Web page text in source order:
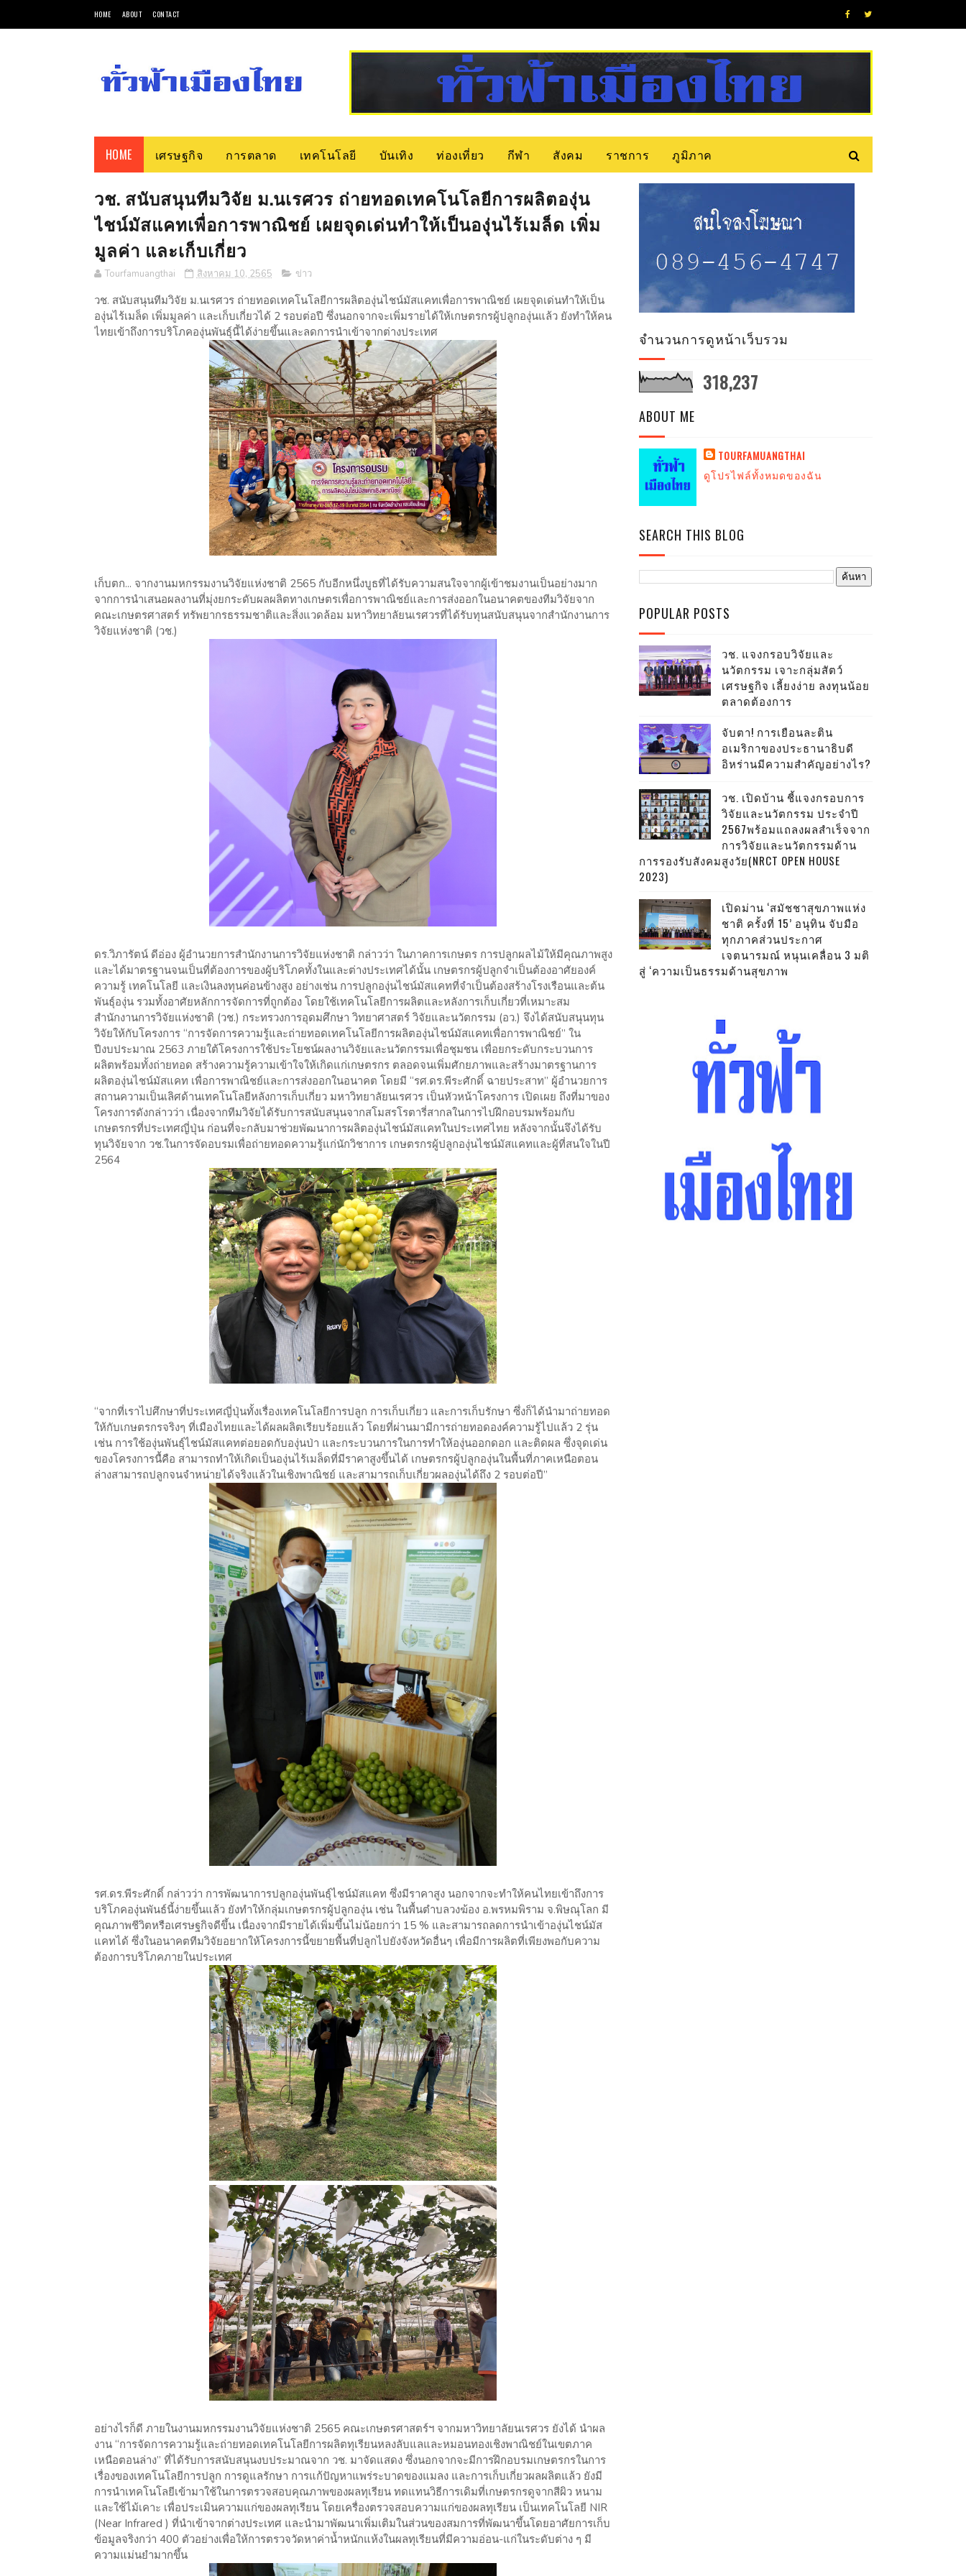
HOME ABOUT CONTACT
HOME เศรษฐกิจ การตลาด เทคโนโลยี บันเทิง ท่องเที่ยว กีฬา สังคม ราชการ ภูมิภาค
วช. สนับสนุนทีมวิจัย ม.นเรศวร ถ่ายทอดเทคโนโลยีการผลิตองุ่น
ไชน์มัสแคทเพื่อการพาณิชย์ เผยจุดเด่นทำให้เป็นองุ่นไร้เมล็ด เพิ่ม
มูลค่า และเก็บเกี่ยว
Tourfamuangthai สิงหาคม 10, 2565 ข่าว
วช. สนับสนุนทีมวิจัย ม.นเรศวร ถ่ายทอดเทคโนโลยีการผลิตองุ่นไชน์มัสแคทเพื่อการพาณิชย์ เผยจุดเด่นทำให้เป็น
องุ่นไร้เมล็ด เพิ่มมูลค่า และเก็บเกี่ยวได้ 2 รอบต่อปี ซึ่งนอกจากจะเพิ่มรายได้ให้เกษตรกรผู้ปลูกองุ่นแล้ว ยังทำให้คน
ไทยเข้าถึงการบริโภคองุ่นพันธุ์นี้ได้ง่ายขึ้นและลดการนำเข้าจากต่างประเทศ
เก็บตก... จากงานมหกรรมงานวิจัยแห่งชาติ 2565 กับอีกหนึ่งบูธที่ได้รับความสนใจจากผู้เข้าชมงานเป็นอย่างมาก
จากการนำเสนอผลงานที่มุ่งยกระดับผลผลิตทางเกษตรเพื่อการพาณิชย์และการส่งออกในอนาคตของทีมวิจัยจาก
คณะเกษตรศาสตร์ ทรัพยากรธรรมชาติและสิ่งแวดล้อม มหาวิทยาลัยนเรศวรที่ได้รับทุนสนับสนุนจากสำนักงานการ
วิจัยแห่งชาติ (วช.)
ดร.วิภารัตน์ ดีอ่อง ผู้อำนวยการสำนักงานการวิจัยแห่งชาติ กล่าวว่า ในภาคการเกษตร การปลูกผลไม้ให้มีคุณภาพสูง
และได้มาตรฐานจนเป็นที่ต้องการของผู้บริโภคทั้งในและต่างประเทศได้นั้น เกษตรกรผู้ปลูกจำเป็นต้องอาศัยองค์
ความรู้ เทคโนโลยี และเงินลงทุนค่อนข้างสูง อย่างเช่น การปลูกองุ่นไชน์มัสแคทที่จำเป็นต้องสร้างโรงเรือนและต้น
พันธุ์องุ่น รวมทั้งอาศัยหลักการจัดการที่ถูกต้อง โดยใช้เทคโนโลยีการผลิตและหลังการเก็บเกี่ยวที่เหมาะสม
สำนักงานการวิจัยแห่งชาติ (วช.) กระทรวงการอุดมศึกษา วิทยาศาสตร์ วิจัยและนวัตกรรม (อว.) จึงได้สนับสนุนทุน
วิจัยให้กับโครงการ “การจัดการความรู้และถ่ายทอดเทคโนโลยีการผลิตองุ่นไชน์มัสแคทเพื่อการพาณิชย์” ใน
ปีงบประมาณ 2563 ภายใต้โครงการใช้ประโยชน์ผลงานวิจัยและนวัตกรรมเพื่อชุมชน เพื่อยกระดับกระบวนการ
ผลิตพร้อมทั้งถ่ายทอด สร้างความรู้ความเข้าใจให้เกิดแก่เกษตรกร ตลอดจนเพิ่มศักยภาพและสร้างมาตรฐานการ
ผลิตองุ่นไชน์มัสแคท เพื่อการพาณิชย์และการส่งออกในอนาคต โดยมี “รศ.ดร.พีระศักดิ์ ฉายประสาท” ผู้อำนวยการ
สถานความเป็นเลิศด้านเทคโนโลยีหลังการเก็บเกี่ยว มหาวิทยาลัยนเรศวร เป็นหัวหน้าโครงการ เปิดเผย ถึงที่มาของ
โครงการดังกล่าวว่า เนื่องจากทีมวิจัยได้รับการสนับสนุนจากสโมสรโรตารี่สากลในการไปฝึกอบรมพร้อมกับ
เกษตรกรที่ประเทศญี่ปุ่น ก่อนที่จะกลับมาช่วยพัฒนาการผลิตองุ่นไชน์มัสแคทในประเทศไทย หลังจากนั้นจึงได้รับ
ทุนวิจัยจาก วช.ในการจัดอบรมเพื่อถ่ายทอดความรู้แก่นักวิชาการ เกษตรกรผู้ปลูกองุ่นไชน์มัสแคทและผู้ที่สนใจในปี
2564
“จากที่เราไปศึกษาที่ประเทศญี่ปุ่นทั้งเรื่องเทคโนโลยีการปลูก การเก็บเกี่ยว และการเก็บรักษา ซึ่งก็ได้นำมาถ่ายทอด
ให้กับเกษตรกรจริงๆ ที่เมืองไทยและได้ผลผลิตเรียบร้อยแล้ว โดยที่ผ่านมามีการถ่ายทอดองค์ความรู้ไปแล้ว 2 รุ่น
เช่น การใช้องุ่นพันธุ์ไชน์มัสแคทต่อยอดกับองุ่นป่า และกระบวนการในการทำให้องุ่นออกดอก และติดผล ซึ่งจุดเด่น
ของโครงการนื้คือ สามารถทำให้เกิดเป็นองุ่นไร้เมล็ดที่มีราคาสูงขึ้นได้ เกษตรกรผู้ปลูกองุ่นในพื้นที่ภาคเหนือตอน
ล่างสามารถปลูกจนจำหน่ายได้จริงแล้วในเชิงพาณิชย์ และสามารถเก็บเกี่ยวผลองุ่นได้ถึง 2 รอบต่อปี”
รศ.ดร.พีระศักดิ์ กล่าวว่า การพัฒนาการปลูกองุ่นพันธุ์ไชน์มัสแคท ซึ่งมีราคาสูง นอกจากจะทำให้คนไทยเข้าถึงการ
บริโภคองุ่นพันธ์นี้ง่ายขึ้นแล้ว ยังทำให้กลุ่มเกษตรกรผู้ปลูกองุ่น เช่น ในพื้นตำบลวงฆ้อง อ.พรหมพิราม จ.พิษณุโลก มี
คุณภาพชีวิตหรือเศรษฐกิจดีขึ้น เนื่องจากมีรายได้เพิ่มขึ้นไม่น้อยกว่า 15 % และสามารถลดการนำเข้าองุ่นไชน์มัส
แคทได้ ซึ่งในอนาคตทีมวิจัยอยากให้โครงการนี้ขยายพื้นที่ปลูกไปยังจังหวัดอื่นๆ เพื่อมีการผลิตที่เพียงพอกับความ
ต้องการบริโภคภายในประเทศ
อย่างไรก็ดี ภายในงานมหกรรมงานวิจัยแห่งชาติ 2565 คณะเกษตรศาสตร์ฯ จากมหาวิทยาลัยนเรศวร ยังได้ นำผล
งาน “การจัดการความรู้และถ่ายทอดเทคโนโลยีการผลิตทุเรียนหลงลับแลและหมอนทองเชิงพาณิชย์ในเขตภาค
เหนือตอนล่าง” ที่ได้รับการสนับสนุนงบประมาณจาก วช. มาจัดแสดง ซึ่งนอกจากจะมีการฝึกอบรมเกษตรกรในการ
เรื่องของเทคโนโลยีการปลูก การดูแลรักษา การแก้ปัญหาแพร่ระบาดของแมลง และการเก็บเกี่ยวผลผลิตแล้ว ยังมี
การนำเทคโนโลยีเข้ามาใช้ในการตรวจสอบคุณภาพของผลทุเรียน ทดแทนวิธีการเดิมที่เกษตรกรดูจากสีผิว หนาม
และใช้ไม้เคาะ เพื่อประเมินความแก่ของผลทุเรียน โดยเครื่องตรวจสอบความแก่ของผลทุเรียน เป็นเทคโนโลยี NIR
(Near Infrared ) ที่นำเข้าจากต่างประเทศ และนำมาพัฒนาเพิ่มเติมในส่วนของสมการที่พัฒนาขึ้นโดยอาศัยการเก็บ
ข้อมูลจริงกว่า 400 ตัวอย่างเพื่อให้การตรวจวัดหาค่าน้ำหนักแห้งในผลทุเรียนที่มีความอ่อน-แก่ในระดับต่าง ๆ มี
ความแม่นยำมากขึ้น
จำนวนการดูหน้าเว็บรวม
318,237
ABOUT ME
TOURFAMUANGTHAI
ดูโปรไฟล์ทั้งหมดของฉัน
SEARCH THIS BLOG
POPULAR POSTS
วช. แจงกรอบวิจัยและ
นวัตกรรม เจาะกลุ่มสัตว์
เศรษฐกิจ เลี้ยงง่าย ลงทุนน้อย
ตลาดต้องการ
จับตา! การเยือนละติน
อเมริกาของประธานาธิบดี
อิหร่านมีความสำคัญอย่างไร?
วช. เปิดบ้าน ชี้แจงกรอบการ
วิจัยและนวัตกรรม ประจำปี
2567พร้อมแถลงผลสำเร็จจาก
การวิจัยและนวัตกรรมด้าน
การรองรับสังคมสูงวัย(NRCT OPEN HOUSE
2023)
เปิดม่าน ‘สมัชชาสุขภาพแห่ง
ชาติ ครั้งที่ 15’ อนุทิน จับมือ
ทุกภาคส่วนประกาศ
เจตนารมณ์ หนุนเคลื่อน 3 มติ
สู่ ‘ความเป็นธรรมด้านสุขภาพ